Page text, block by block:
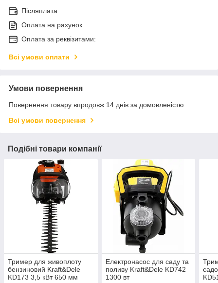
Післяплата
Оплата на рахунок
Оплата за реквізитами:
Всі умови оплати
Умови повернення
Повернення товару впродовж 14 днів за домовленістю
Всі умови повернення
Подібні товари компанії
Тример для живоплоту
бензиновий Kraft&Dele
KD173 3,5 кВт 650 мм
Електронасос для саду та
поливу Kraft&Dele KD742
1300 вт